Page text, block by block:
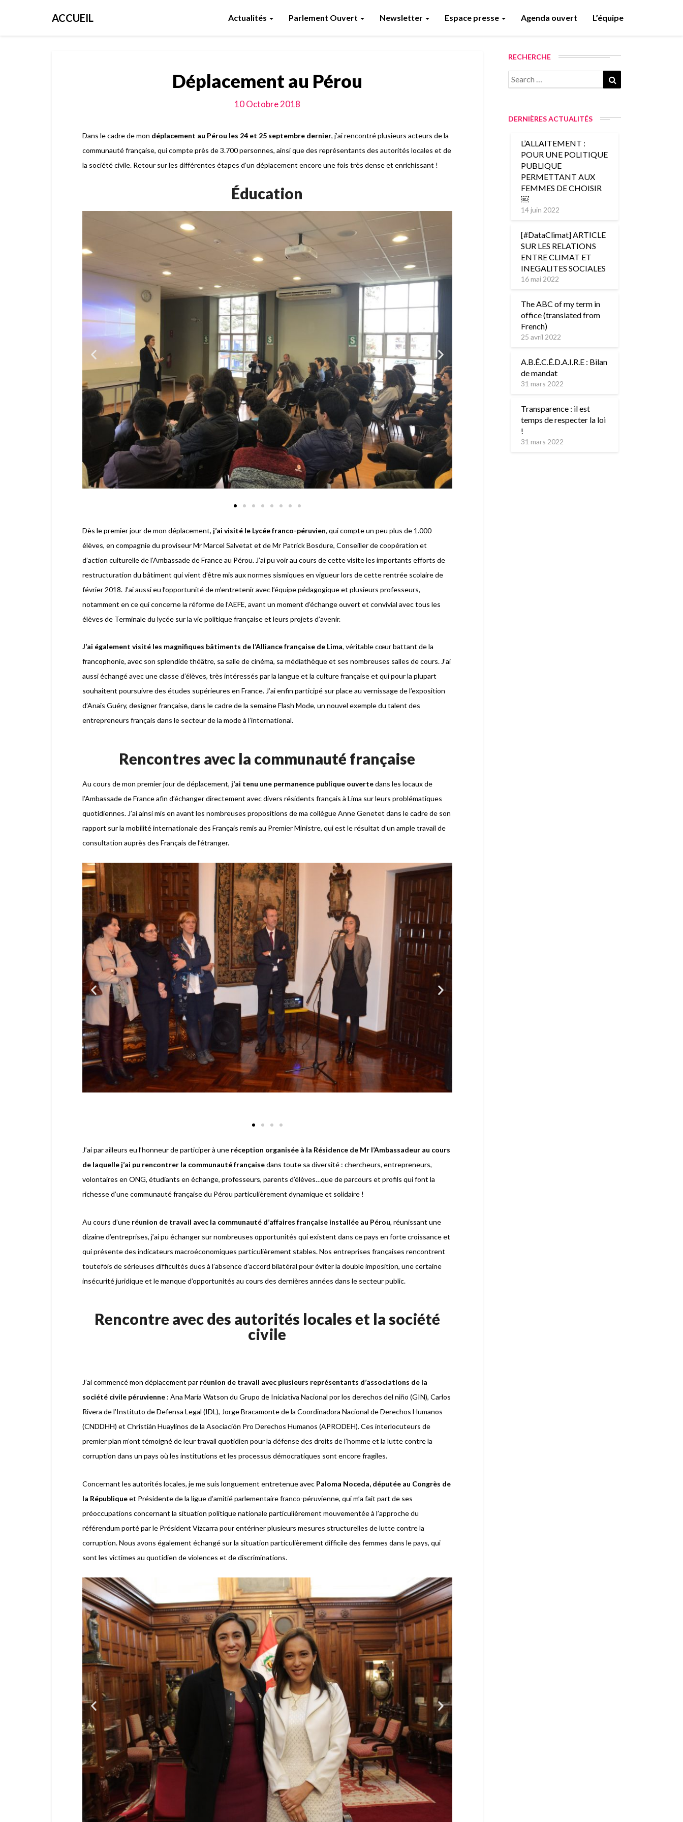
ACCUEIL Actualités Parlement Ouvert Newsletter Espace presse Agenda ouvert L’équipe
Déplacement au Pérou
10 Octobre 2018
Dans le cadre de mon déplacement au Pérou les 24 et 25 septembre dernier, j’ai rencontré plusieurs acteurs de la
communauté française, qui compte près de 3.700 personnes, ainsi que des représentants des autorités locales et de
la société civile. Retour sur les différentes étapes d’un déplacement encore une fois très dense et enrichissant !
Éducation
Dès le premier jour de mon déplacement, j’ai visité le Lycée franco-péruvien, qui compte un peu plus de 1.000
élèves, en compagnie du proviseur Mr Marcel Salvetat et de Mr Patrick Bosdure, Conseiller de coopération et
d’action culturelle de l’Ambassade de France au Pérou. J’ai pu voir au cours de cette visite les importants efforts de
restructuration du bâtiment qui vient d’être mis aux normes sismiques en vigueur lors de cette rentrée scolaire de
février 2018. J’ai aussi eu l’opportunité de m’entretenir avec l’équipe pédagogique et plusieurs professeurs,
notamment en ce qui concerne la réforme de l’AEFE, avant un moment d’échange ouvert et convivial avec tous les
élèves de Terminale du lycée sur la vie politique française et leurs projets d’avenir.
J’ai également visité les magnifiques bâtiments de l’Alliance française de Lima, véritable cœur battant de la
francophonie, avec son splendide théâtre, sa salle de cinéma, sa médiathèque et ses nombreuses salles de cours. J’ai
aussi échangé avec une classe d’élèves, très intéressés par la langue et la culture française et qui pour la plupart
souhaitent poursuivre des études supérieures en France. J’ai enfin participé sur place au vernissage de l’exposition
d’Anaïs Guéry, designer française, dans le cadre de la semaine Flash Mode, un nouvel exemple du talent des
entrepreneurs français dans le secteur de la mode à l’international.
Rencontres avec la communauté française
Au cours de mon premier jour de déplacement, j’ai tenu une permanence publique ouvertedans les locaux de
l’Ambassade de France afin d’échanger directement avec divers résidents français à Lima sur leurs problématiques
quotidiennes. J’ai ainsi mis en avant les nombreuses propositions de ma collègue Anne Genetet dans le cadre de son
rapport sur la mobilité internationale des Français remis au Premier Ministre, qui est le résultat d’un ample travail de
consultation auprès des Français de l’étranger.
J’ai par ailleurs eu l’honneur de participer à une réception organisée à la Résidence de Mr l’Ambassadeur au cours
de laquelle j’ai pu rencontrer la communauté françaisedans toute sa diversité : chercheurs, entrepreneurs,
volontaires en ONG, étudiants en échange, professeurs, parents d’élèves…que de parcours et profils qui font la
richesse d’une communauté française du Pérou particulièrement dynamique et solidaire !
Au cours d’une réunion de travail avec la communauté d’affaires française installée au Pérou, réunissant une
dizaine d’entreprises, j’ai pu échanger sur nombreuses opportunités qui existent dans ce pays en forte croissance et
qui présente des indicateurs macroéconomiques particulièrement stables. Nos entreprises françaises rencontrent
toutefois de sérieuses difficultés dues à l’absence d’accord bilatéral pour éviter la double imposition, une certaine
insécurité juridique et le manque d’opportunités au cours des dernières années dans le secteur public.
Rencontre avec des autorités locales et la société
civile
J’ai commencé mon déplacement par réunion de travail avec plusieurs représentants d’associations de la
société civile péruvienne : Ana María Watson du Grupo de Iniciativa Nacional por los derechos del niño (GIN), Carlos
Rivera de l’Instituto de Defensa Legal (IDL), Jorge Bracamonte de la Coordinadora Nacional de Derechos Humanos
(CNDDHH) et Christián Huaylinos de la Asociación Pro Derechos Humanos (APRODEH). Ces interlocuteurs de
premier plan m’ont témoigné de leur travail quotidien pour la défense des droits de l’homme et la lutte contre la
corruption dans un pays où les institutions et les processus démocratiques sont encore fragiles.
Concernant les autorités locales, je me suis longuement entretenue avec Paloma Noceda, députée au Congrès de
la Républiqueet Présidente de la ligue d’amitié parlementaire franco-péruvienne, qui m’a fait part de ses
préoccupations concernant la situation politique nationale particulièrement mouvementée à l’approche du
référendum porté par le Président Vizcarra pour entériner plusieurs mesures structurelles de lutte contre la
corruption. Nous avons également échangé sur la situation particulièrement difficile des femmes dans le pays, qui
sont les victimes au quotidien de violences et de discriminations.
RECHERCHE
DERNIÈRES ACTUALITÉS
L’ALLAITEMENT :
POUR UNE POLITIQUE
PUBLIQUE
PERMETTANT AUX
FEMMES DE CHOISIR
￼
14 juin 2022
[#DataClimat] ARTICLE
SUR LES RELATIONS
ENTRE CLIMAT ET
INEGALITES SOCIALES
16 mai 2022
The ABC of my term in
office (translated from
French)
25 avril 2022
A.B.É.C.É.D.A.I.R.E : Bilan
de mandat
31 mars 2022
Transparence : il est
temps de respecter la loi
!
31 mars 2022